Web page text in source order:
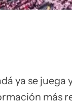
ya se juega
más